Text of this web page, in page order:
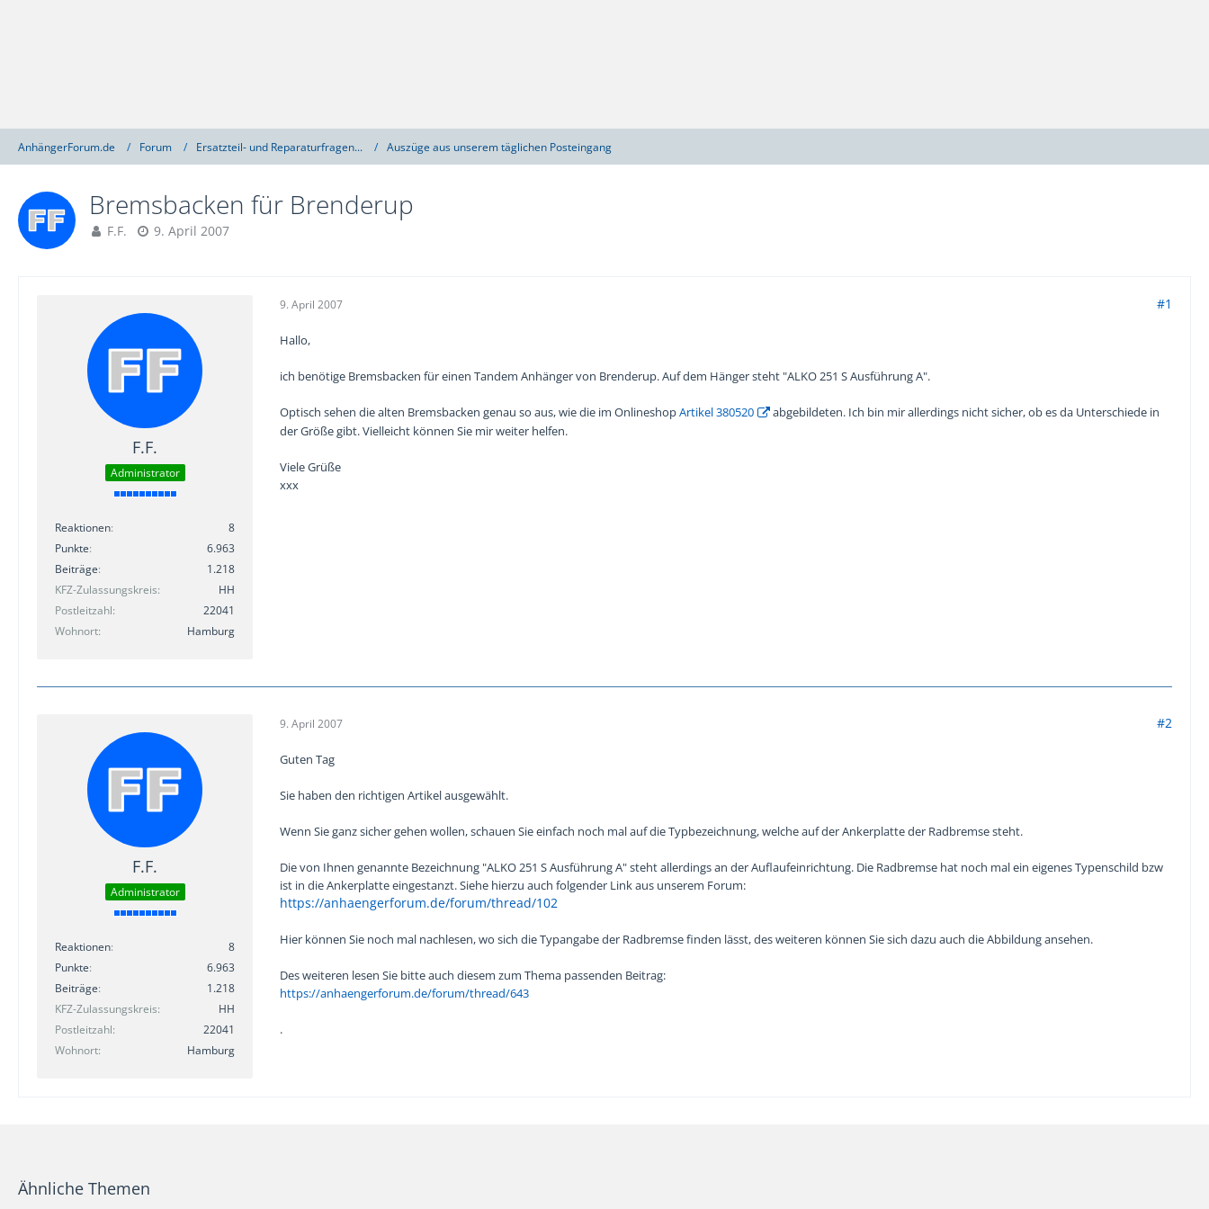
AnhängerForum.de Forum Ersatzteil- und Reparaturfragen... Auszüge aus unserem täglichen Posteingang
Bremsbacken für Brenderup
F.F. 9. April 2007
F.F.
Administrator
Reaktionen
8
Punkte
6.963
Beiträge
1.218
KFZ-Zulassungskreis
HH
Postleitzahl
22041
Wohnort
Hamburg
9. April 2007 #1
Hallo,
ich benötige Bremsbacken für einen Tandem Anhänger von Brenderup. Auf dem Hänger steht "ALKO 251 S Ausführung A".
Optisch sehen die alten Bremsbacken genau so aus, wie die im OnlineshopArtikel 380520
abgebildeten. Ich bin mir allerdings nicht sicher, ob es da Unterschiede in
der Größe gibt. Vielleicht können Sie mir weiter helfen.
Viele Grüße
xxx
F.F.
Administrator
Reaktionen
8
Punkte
6.963
Beiträge
1.218
KFZ-Zulassungskreis
HH
Postleitzahl
22041
Wohnort
Hamburg
9. April 2007 #2
Guten Tag
Sie haben den richtigen Artikel ausgewählt.
Wenn Sie ganz sicher gehen wollen, schauen Sie einfach noch mal auf die Typbezeichnung, welche auf der Ankerplatte der Radbremse steht.
Die von Ihnen genannte Bezeichnung "ALKO 251 S Ausführung A" steht allerdings an der Auflaufeinrichtung. Die Radbremse hat noch mal ein eigenes Typenschild bzw
ist in die Ankerplatte eingestanzt. Siehe hierzu auch folgender Link aus unserem Forum:
https://anhaengerforum.de/forum/thread/102
Hier können Sie noch mal nachlesen, wo sich die Typangabe der Radbremse finden lässt, des weiteren können Sie sich dazu auch die Abbildung ansehen.
Des weiteren lesen Sie bitte auch diesem zum Thema passenden Beitrag:
https://anhaengerforum.de/forum/thread/643
.
Ähnliche Themen